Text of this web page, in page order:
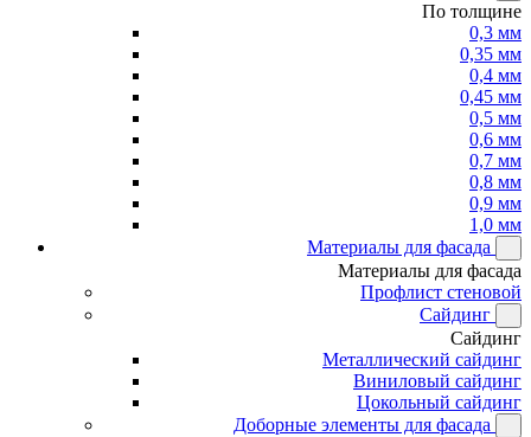
По толщине
0,3 мм
0,35 мм
0,4 мм
0,45 мм
0,5 мм
0,6 мм
0,7 мм
0,8 мм
0,9 мм
1,0 мм
Материалы для фасада
Материалы для фасада
Профлист стеновой
Сайдинг
Сайдинг
Металлический сайдинг
Виниловый сайдинг
Цокольный сайдинг
Доборные элементы для фасада